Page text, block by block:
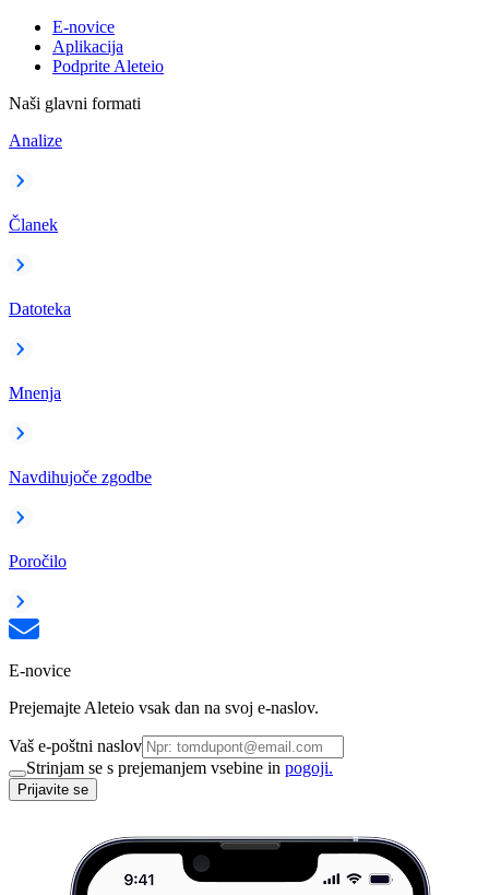
E-novice
Aplikacija
Podprite Aleteio
Naši glavni formati
Analize
Članek
Datoteka
Mnenja
Navdihujoče zgodbe
Poročilo
E-novice
Prejemajte Aleteio vsak dan na svoj e-naslov.
Vaš e-poštni naslov
Strinjam se s prejemanjem vsebine in pogoji.
Prijavite se